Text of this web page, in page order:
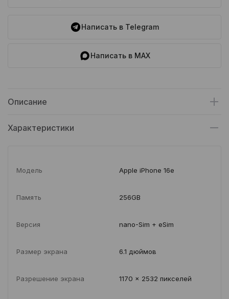
Написать в Telegram
Написать в MAX
Описание
Характеристики
Модель Apple iPhone 16e
Память 256GB
Версия nano-Sim + eSim
Размер экрана 6.1 дюймов
Разрешение экрана 1170 x 2532 пикселей